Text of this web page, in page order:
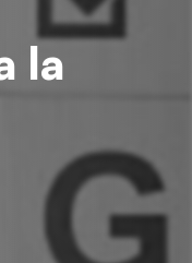
la